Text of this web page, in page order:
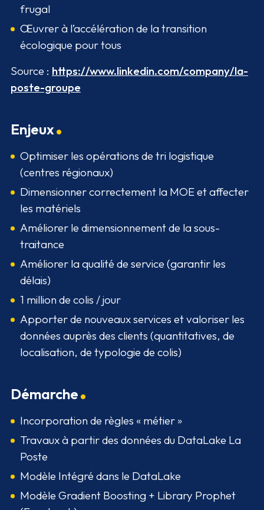
frugal
Œuvrer à l’accélération de la transition
écologique pour tous
Source : https://www.linkedin.com/company/la-
poste-groupe
Enjeux
Optimiser les opérations de tri logistique
(centres régionaux)
Dimensionner correctement la MOE et affecter
les matériels
Améliorer le dimensionnement de la sous-
traitance
Améliorer la qualité de service (garantir les
délais)
1 million de colis / jour
Apporter de nouveaux services et valoriser les
données auprès des clients (quantitatives, de
localisation, de typologie de colis)
Démarche
Incorporation de règles « métier »
Travaux à partir des données du DataLake La
Poste
Modèle Intégré dans le DataLake
Modèle Gradient Boosting + Library Prophet